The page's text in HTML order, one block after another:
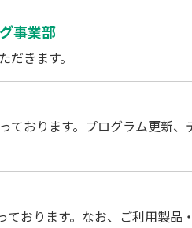
事業部
きます。
ております。プログラム更新
ております。なお、ご利用製